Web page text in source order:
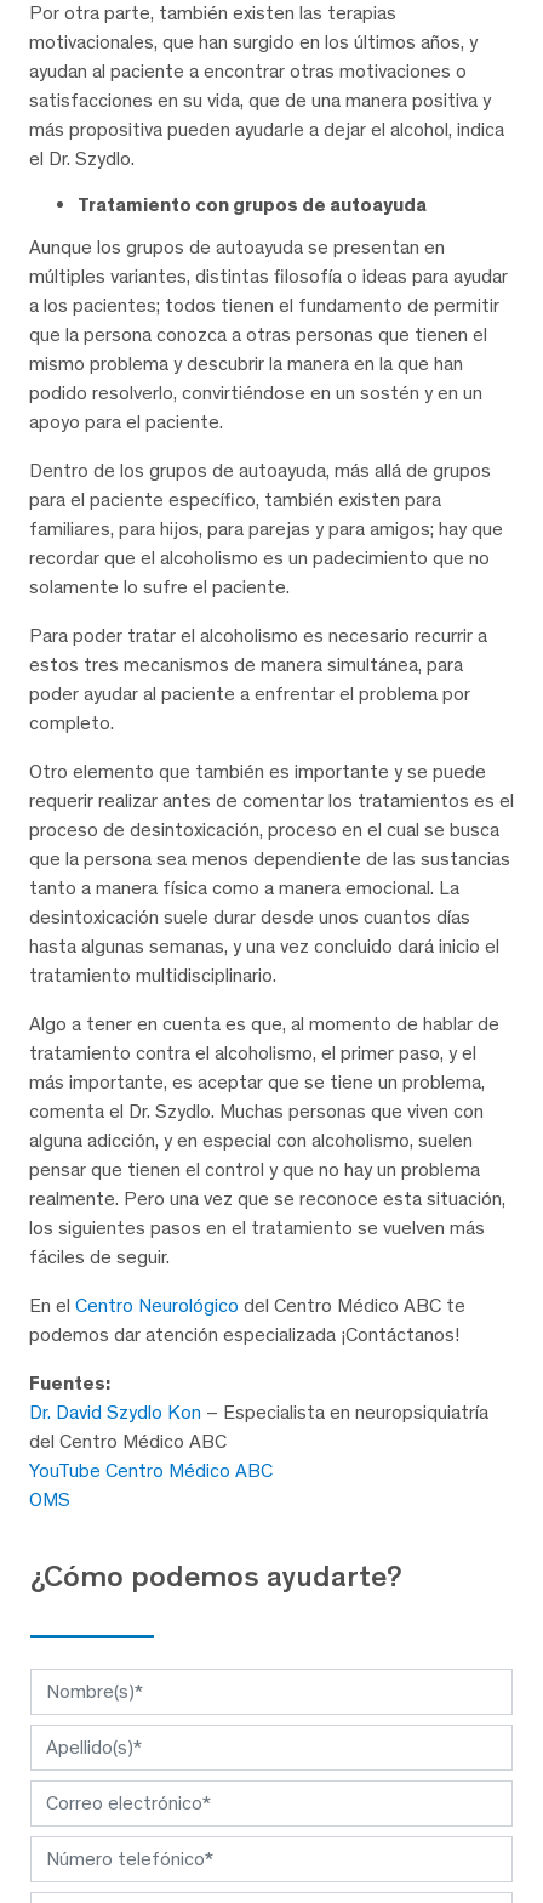
Por otra parte, también existen las terapias
motivacionales, que han surgido en los últimos años, y
ayudan al paciente a encontrar otras motivaciones o
satisfacciones en su vida, que de una manera positiva y
más propositiva pueden ayudarle a dejar el alcohol, indica
el Dr. Szydlo.
Tratamiento con grupos de autoayuda
Aunque los grupos de autoayuda se presentan en
múltiples variantes, distintas filosofía o ideas para ayudar
a los pacientes; todos tienen el fundamento de permitir
que la persona conozca a otras personas que tienen el
mismo problema y descubrir la manera en la que han
podido resolverlo, convirtiéndose en un sostén y en un
apoyo para el paciente.
Dentro de los grupos de autoayuda, más allá de grupos
para el paciente específico, también existen para
familiares, para hijos, para parejas y para amigos; hay que
recordar que el alcoholismo es un padecimiento que no
solamente lo sufre el paciente.
Para poder tratar el alcoholismo es necesario recurrir a
estos tres mecanismos de manera simultánea, para
poder ayudar al paciente a enfrentar el problema por
completo.
Otro elemento que también es importante y se puede
requerir realizar antes de comentar los tratamientos es el
proceso de desintoxicación, proceso en el cual se busca
que la persona sea menos dependiente de las sustancias
tanto a manera física como a manera emocional. La
desintoxicación suele durar desde unos cuantos días
hasta algunas semanas, y una vez concluido dará inicio el
tratamiento multidisciplinario.
Algo a tener en cuenta es que, al momento de hablar de
tratamiento contra el alcoholismo, el primer paso, y el
más importante, es aceptar que se tiene un problema,
comenta el Dr. Szydlo. Muchas personas que viven con
alguna adicción, y en especial con alcoholismo, suelen
pensar que tienen el control y que no hay un problema
realmente. Pero una vez que se reconoce esta situación,
los siguientes pasos en el tratamiento se vuelven más
fáciles de seguir.
En el Centro Neurológico del Centro Médico ABC te
podemos dar atención especializada ¡Contáctanos!
Fuentes:
Dr. David Szydlo Kon – Especialista en neuropsiquiatría
del Centro Médico ABC
YouTube Centro Médico ABC
OMS
¿Cómo podemos ayudarte?